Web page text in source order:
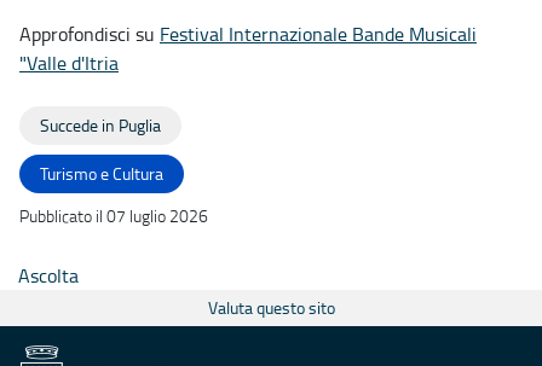
Approfondisci su Festival Internazionale Bande Musicali
"Valle d'Itria
Succede in Puglia
Turismo e Cultura
Pubblicato il 07 luglio 2026
Ascolta
Valuta questo sito